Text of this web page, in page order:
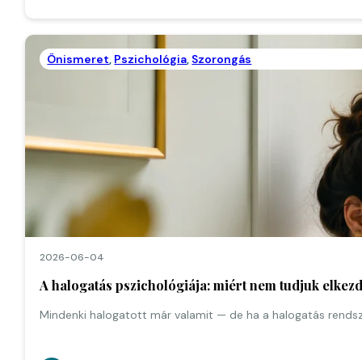
Önismeret, Pszichológia, Szorongás
2026-06-04
A halogatás pszichológiája: miért nem tudjuk
Mindenki halogatott már valamit — de ha a halogatás